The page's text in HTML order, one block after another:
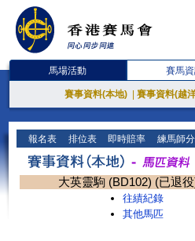
馬場活動 賽馬
賽事資料(本地) 賽事資料(越
報名表 排位表 即時賠率 練馬師
大英靈駒 (BD102) (已退
往績紀錄
其他馬匹